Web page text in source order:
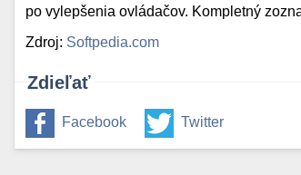
po vylepšenia ovládačov. Kompletný
Zdroj: Softpedia.com
Zdieľať
Facebook Twitter